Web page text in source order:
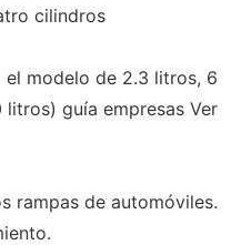
cilindros
modelo de 2.3 litros, 6
guía empresas Ver
rampas de automóviles.